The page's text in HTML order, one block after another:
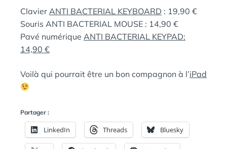
Clavier ANTI BACTERIAL KEYBOARD : 19,90 €
Souris ANTI BACTERIAL MOUSE : 14,90 €
Pavé numérique ANTI BACTERIAL KEYPAD:
14,90 €
Voilà qui pourrait être un bon compagnon à l’iPad
Partager :
LinkedIn Threads Bluesky